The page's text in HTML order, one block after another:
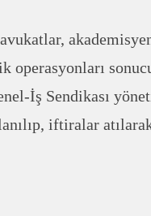
İş Sendikası
iftiralar